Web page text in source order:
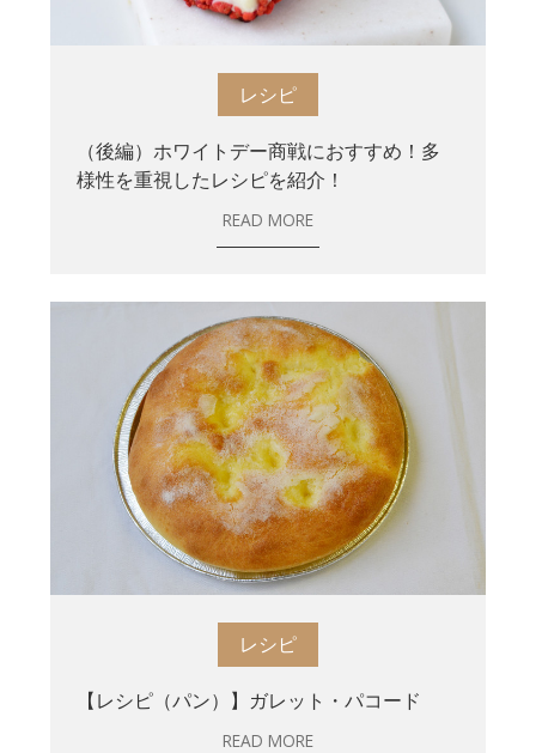
レシピ
（後編）ホワイトデー商戦におすすめ！多
様性を重視したレシピを紹介！
READ MORE
レシピ
【レシピ（パン）】ガレット・パコード
READ MORE